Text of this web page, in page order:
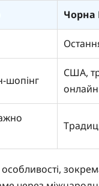
Чорна
шопінг
США,
онлайн